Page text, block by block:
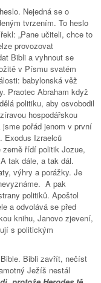
Nejedná se o
tvrzením. To heslo
„Pane učiteli, chce to
provozovat
Bibli a vyhnout se
v Písmu svatém
babylonská věž
Praotec Abraham když
politiku, aby osvobodil
hospodářskou
pořád jenom v první
Exodus Izraelců
řídí politik Jozue,
tak dále, a tak dál.
výhry a porážky. Je
A pak
politiků. Apoštol
a odvolává se před
knihu, Janovo zjevení,
s politickým
Bibli zavřít, nečíst
Ježíš nestál